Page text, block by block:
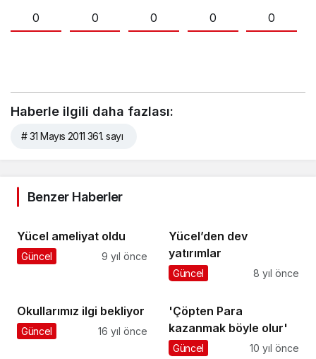
0 0
0
0
0
Haberle ilgili daha fazlası:
# 31 Mayıs 2011 361. sayı
Benzer Haberler
Yücel ameliyat oldu
Güncel 9 yıl önce
Yücel’den dev
yatırımlar
Güncel 8 yıl önce
Okullarımız ilgi bekliyor
Güncel 16 yıl önce
'Çöpten Para
kazanmak böyle olur'
Güncel 10 yıl önce